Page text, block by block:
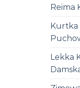
Reima
Kurtka
Lekka